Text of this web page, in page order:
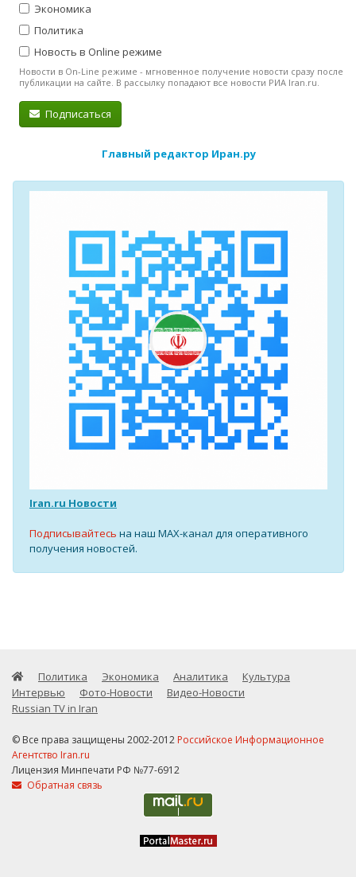
Экономика
Политика
Новость в Online режиме
Новости в On-Line режиме - мгновенное получение новости сразу после
публикации на сайте. В рассылку попадают все новости РИА Iran.ru.
Подписаться
Главный редактор Иран.ру
Iran.ru Новости
Подписывайтесь на наш MAX-канал для оперативного
получения новостей.
Политика Экономика Аналитика
Культура
Интервью
Фото-Новости
Видео-Новости
Russian TV in Iran
© Все права защищены 2002-2012 Российское Информационное
Агентство Iran.ru
Лицензия Минпечати РФ №77-6912
Обратная связь